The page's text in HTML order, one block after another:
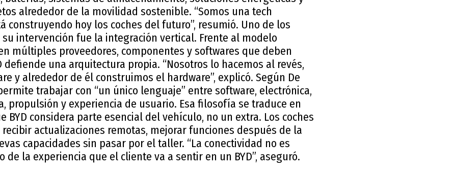
alrededor de la movilidad sostenible. “Somos una tech
construyendo hoy los coches del futuro”, resumió. Uno de los
intervención fue la integración vertical. Frente al modelo
múltiples proveedores, componentes y softwares que deben
defiende una arquitectura propia. “Nosotros lo hacemos al revés,
y alrededor de él construimos el hardware”, explicó. Según De
trabajar con “un único lenguaje” entre software, electrónica,
propulsión y experiencia de usuario. Esa filosofía se traduce en
BYD considera parte esencial del vehículo, no un extra. Los coches
actualizaciones remotas, mejorar funciones después de la
capacidades sin pasar por el taller. “La conectividad no es
de la experiencia que el cliente va a sentir en un BYD”, aseguró.